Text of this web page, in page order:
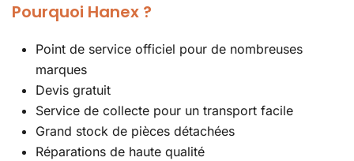
Pourquoi Hanex ?
Point de service officiel pour de nombreuses
marques
Devis gratuit
Service de collecte pour un transport facile
Grand stock de pièces détachées
Réparations de haute qualité